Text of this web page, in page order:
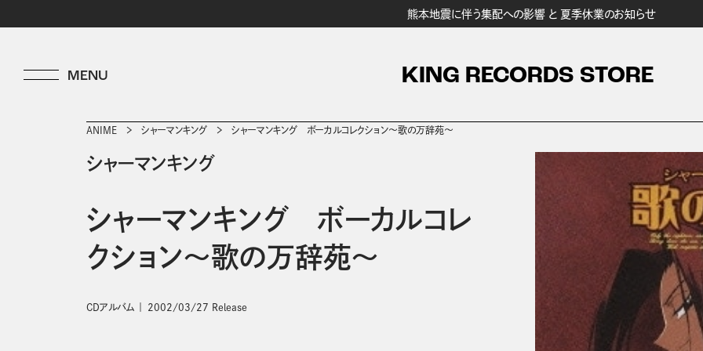
熊本地震に伴う集配への影響 と 夏季休業のお知らせ
KING RECORDS STORE
ANIME シャーマンキング シャーマンキング ボーカルコレクション～歌の万辞苑～
シャーマンキング
シャーマンキング ボーカルコレ
クション～歌の万辞苑～
CDアルバム 2002/03/27 Release